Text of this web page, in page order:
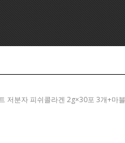
저분자 피쉬콜라겐 2g×30포 3개+마